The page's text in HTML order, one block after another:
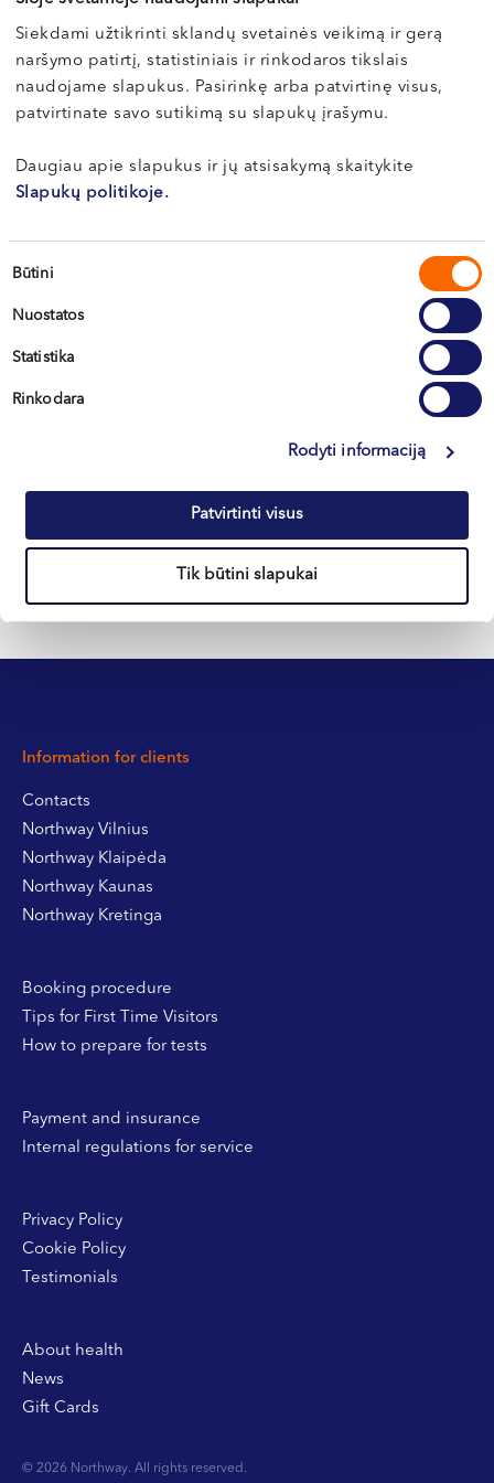
Siekdami užtikrinti sklandų svetainės veikimą ir gerą
naršymo patirtį, statistiniais ir rinkodaros tikslais
naudojame slapukus. Pasirinkę arba patvirtinę visus,
patvirtinate savo sutikimą su slapukų įrašymu.
Daugiau apie slapukus ir jų atsisakymą skaitykite
Slapukų politikoje.
Sutikimo
Būtini
Nuostatos
Statistika
Rinkodara
Rodyti informaciją
Patvirtinti visus
Tik būtini slapukai
Registration is only possible by phone
Vilnius
Kaunas
Klaipėda
Information for clients
Contacts
Northway Vilnius
Northway Klaipėda
Northway Kaunas
Northway Kretinga
Booking procedure
Tips for First Time Visitors
How to prepare for tests
Payment and insurance
Internal regulations for service
Privacy Policy
Cookie Policy
Testimonials
About health
News
Gift Cards
© 2026 Northway. All rights reserved.